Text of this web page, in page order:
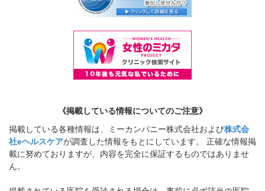
《掲載している情報についてのご注意》
掲載している各種情報は、ミーカンパニー株式会社および株式会
社eヘルスケアが調査した情報をもとにしています。 正確な情報掲
載に努めておりますが、内容を完全に保証するものではありませ
ん。